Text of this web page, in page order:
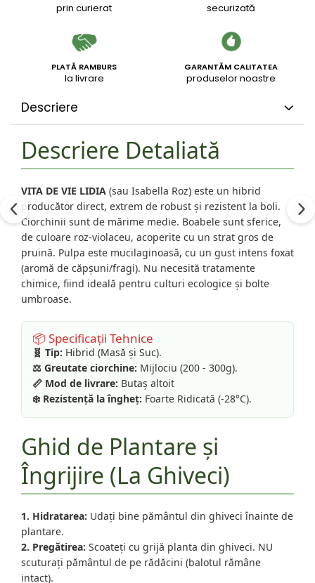
prin curierat securizată
PLATĂ RAMBURS
la livrare
GARANTĂM CALITATEA
produselor noastre
Descriere
Descriere Detaliată
VITA DE VIE LIDIA (sau Isabella Roz) este un hibrid
producător direct, extrem de robust și rezistent la boli.
Ciorchinii sunt de mărime medie. Boabele sunt sferice,
de culoare roz-violaceu, acoperite cu un strat gros de
pruină. Pulpa este mucilaginoasă, cu un gust intens foxat
(aromă de căpșuni/fragi). Nu necesită tratamente
chimice, fiind ideală pentru culturi ecologice și bolte
umbroase.
📦 Specificații Tehnice
🧬 Tip: Hibrid (Masă și Suc).
⚖️ Greutate ciorchine: Mijlociu (200 - 300g).
📏 Mod de livrare: Butaș altoit
❄️ Rezistență la îngheț: Foarte Ridicată (-28°C).
Ghid de Plantare și
Îngrijire (La Ghiveci)
1. Hidratarea: Udați bine pământul din ghiveci înainte de
plantare.
2. Pregătirea: Scoateți cu grijă planta din ghiveci. NU
scuturați pământul de pe rădăcini (balotul rămâne
intact).